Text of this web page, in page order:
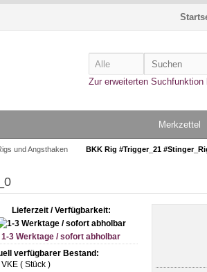
Zur erweiterten
Merkzettel
und Angsthaken BKK Rig #Trigger_21
Lieferzeit / Verfügbarkeit:
1-3 Werktage / sofort abholbar
verfügbarer Bestand:
( Stück )